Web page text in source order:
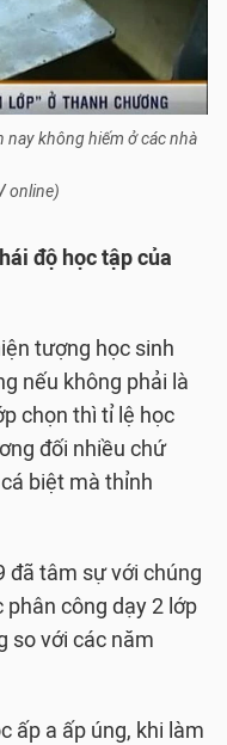
không hiếm ở các nhà
online)
độ học tập của
tượng học sinh
nếu không phải là
chọn thì tỉ lệ học
đối nhiều chứ
biệt mà thỉnh
đã tâm sự với chúng
công dạy 2 lớp
so với các năm
ấp a ấp úng, khi làm